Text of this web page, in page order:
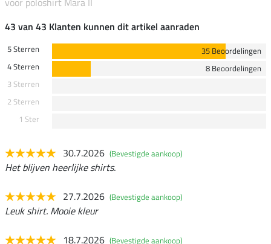
43 van 43 Klanten kunnen dit artikel aanraden
5 Sterren
35 Beoordelingen
4 Sterren
8 Beoordelingen
3 Sterren
2 Sterren
1 Ster
30.7.2026 (Bevestigde aankoop)
Het blijven heerlijke shirts.
27.7.2026 (Bevestigde aankoop)
Leuk shirt. Mooie kleur
18.7.2026 (Bevestigde aankoop)